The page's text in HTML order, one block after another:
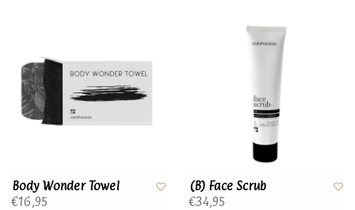
Body Wonder Towel
€16,95
(B) Face Scrub
€34,95